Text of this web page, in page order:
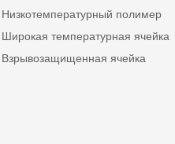
Низкотемпературный полимер
Широкая температурная ячейка
Взрывозащищенная ячейка